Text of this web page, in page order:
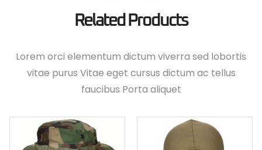
Related Products
Lorem orci elementum dictum viverra sed lobortis
vitae purus Vitae eget cursus dictum ac tellus
faucibus Porta aliquet